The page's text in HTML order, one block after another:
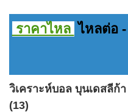
ราคาไหล ไหลต่อ
วิเคราะห์บอล บุนเดสลีก้
(13)